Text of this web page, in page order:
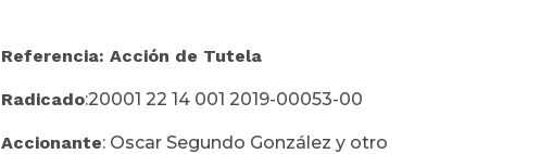
Mayo 15
Referencia: Acción de Tutela
Radicado:20001 22 14 001 2019-00053-00
Accionante: Oscar Segundo González y otro